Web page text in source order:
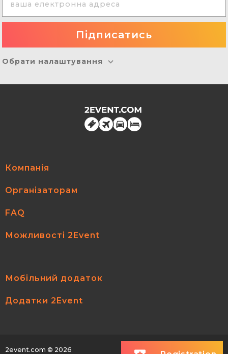
Обрати налаштування
Компанія
Організаторам
FAQ
Можливості 2Event
Мобільний додаток
Додатки 2Event
2event.com © 2026 All rights reserved.